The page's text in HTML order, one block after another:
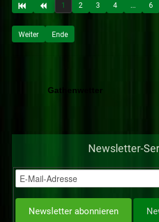
1 2 3 4 ... 6
Weiter Ende
Newsletter-